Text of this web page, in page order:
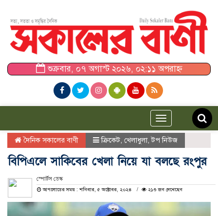
শুক্রবার, ০৭ অগাস্ট ২০২৬, ০২:১১ অপরাহ্ন
Toggle
navigation
দৈনিক সকালের বাণী ক্রিকেট খেলাধুলা,টপ নিউজ
বিপিএলে সাকিবের খেলা নিয়ে যা বলছে রংপুর
স্পোর্টস ডেস্ক
আপলোডের সময় : শনিবার, ৫ অক্টোবর, ২০২৪
২১৩ জন দেখেছেন